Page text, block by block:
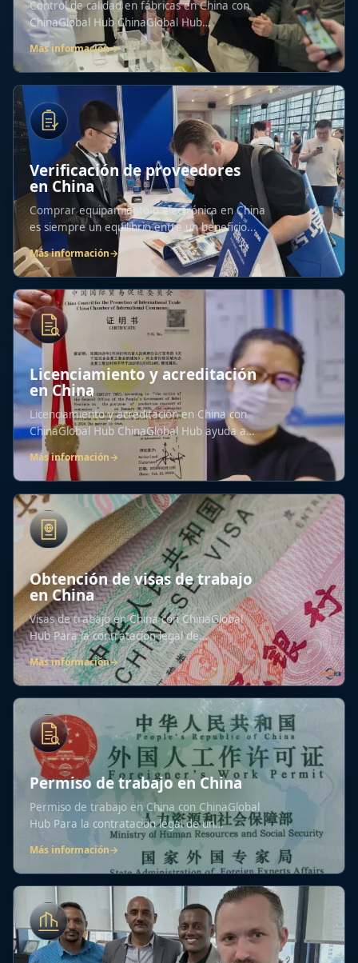
Control de calidad en fábricas en China con
ChinaGlobal Hub ChinaGlobal Hub
proporciona un...
Más información→
Verificación de proveedores
en China
Comprar equipamiento o electrónica en China
es siempre un equilibrio entre un beneficio...
Más información→
Licenciamiento y acreditación
en China
Licenciamiento y acreditación en China con
ChinaGlobal Hub ChinaGlobal Hub ayuda a
las...
Más información→
Obtención de visas de trabajo
en China
Visas de trabajo en China con ChinaGlobal
Hub Para la contratación legal de
especialistas...
Más información→
Permiso de trabajo en China
Permiso de trabajo en China con ChinaGlobal
Hub Para la contratación legal de un
Más información→